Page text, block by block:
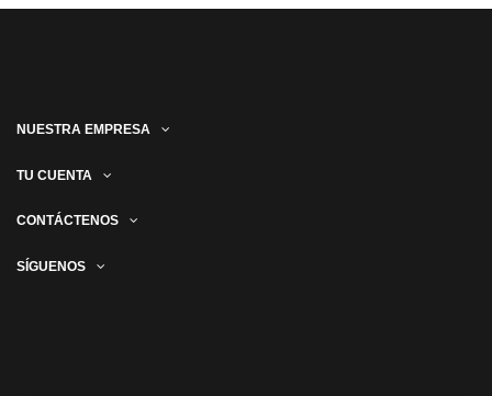
NUESTRA EMPRESA
TU CUENTA
CONTÁCTENOS
SÍGUENOS